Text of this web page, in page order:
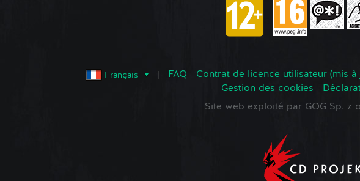
Français FAQ Contrat de licence utilisateur (mis à
Gestion des cookies
Site web exploité par GOG Sp. z